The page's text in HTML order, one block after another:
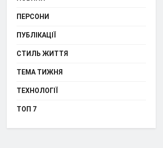
ПЕРСОНИ
ПУБЛІКАЦІЇ
СТИЛЬ ЖИТТЯ
ТЕМА ТИЖНЯ
ТЕХНОЛОГІЇ
ТОП 7